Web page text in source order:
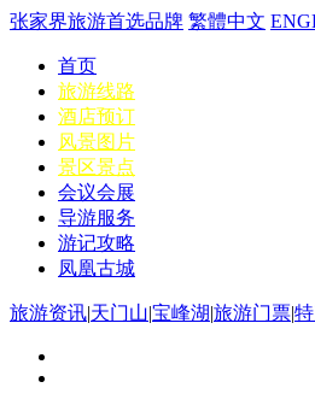
张家界旅游首选品牌 繁體中文
首页
旅游线路
酒店预订
风景图片
景区景点
会议会展
导游服务
游记攻略
凤凰古城
旅游资讯|天门山|宝峰湖|旅游门票|